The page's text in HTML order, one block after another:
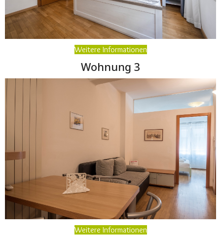
Weitere Informationen
Wohnung 3
Weitere Informationen